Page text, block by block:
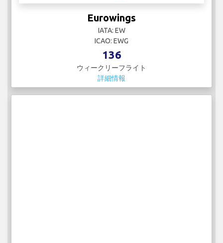
Eurowings
IATA: EW
ICAO: EWG
136
ウィークリーフライト
詳細情報